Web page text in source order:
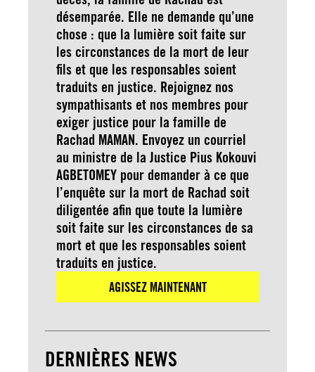
désemparée. Elle ne demande qu’une
chose : que la lumière soit faite sur
les circonstances de la mort de leur
fils et que les responsables soient
traduits en justice. Rejoignez nos
sympathisants et nos membres pour
exiger justice pour la famille de
Rachad MAMAN. Envoyez un courriel
au ministre de la Justice Pius Kokouvi
AGBETOMEY pour demander à ce que
l’enquête sur la mort de Rachad soit
diligentée afin que toute la lumière
soit faite sur les circonstances de sa
mort et que les responsables soient
traduits en justice.
AGISSEZ MAINTENANT
DERNIÈRES NEWS